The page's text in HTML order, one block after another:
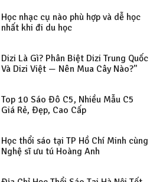
Học nhạc cụ nào phù hợp và dễ học
nhất khi đi du học
Dizi Là Gì? Phân Biệt Dizi Trung Quốc
Và Dizi Việt — Nên Mua Cây Nào?"
Top 10 Sáo Đô C5, Nhiều Mẫu C5
Giá Rẻ, Đẹp, Cao Cấp
Học thổi sáo tại TP Hồ Chí Minh cùng
Nghệ sĩ ưu tú Hoàng Anh